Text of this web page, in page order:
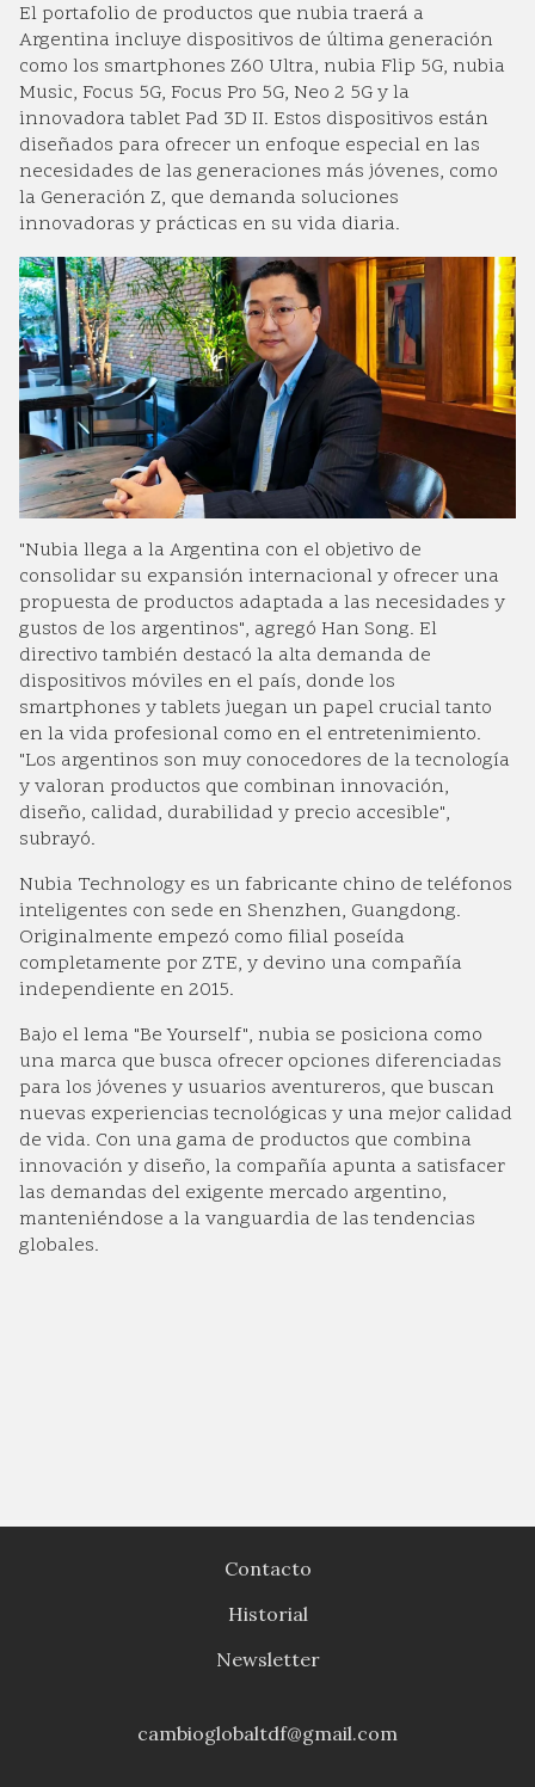
El portafolio de productos que nubia traerá a
Argentina incluye dispositivos de última generación
como los smartphones Z60 Ultra, nubia Flip 5G, nubia
Music, Focus 5G, Focus Pro 5G, Neo 2 5G y la
innovadora tablet Pad 3D II. Estos dispositivos están
diseñados para ofrecer un enfoque especial en las
necesidades de las generaciones más jóvenes, como
la Generación Z, que demanda soluciones
innovadoras y prácticas en su vida diaria.
"Nubia llega a la Argentina con el objetivo de
consolidar su expansión internacional y ofrecer una
propuesta de productos adaptada a las necesidades y
gustos de los argentinos", agregó Han Song. El
directivo también destacó la alta demanda de
dispositivos móviles en el país, donde los
smartphones y tablets juegan un papel crucial tanto
en la vida profesional como en el entretenimiento.
"Los argentinos son muy conocedores de la tecnología
y valoran productos que combinan innovación,
diseño, calidad, durabilidad y precio accesible",
subrayó.
Nubia Technology es un fabricante chino de teléfonos
inteligentes con sede en Shenzhen, Guangdong.
Originalmente empezó como filial poseída
completamente por ZTE, y devino una compañía
independiente en 2015.
Bajo el lema "Be Yourself", nubia se posiciona como
una marca que busca ofrecer opciones diferenciadas
para los jóvenes y usuarios aventureros, que buscan
nuevas experiencias tecnológicas y una mejor calidad
de vida. Con una gama de productos que combina
innovación y diseño, la compañía apunta a satisfacer
las demandas del exigente mercado argentino,
manteniéndose a la vanguardia de las tendencias
globales.
Contacto
Historial
Newsletter
cambioglobaltdf@gmail.com